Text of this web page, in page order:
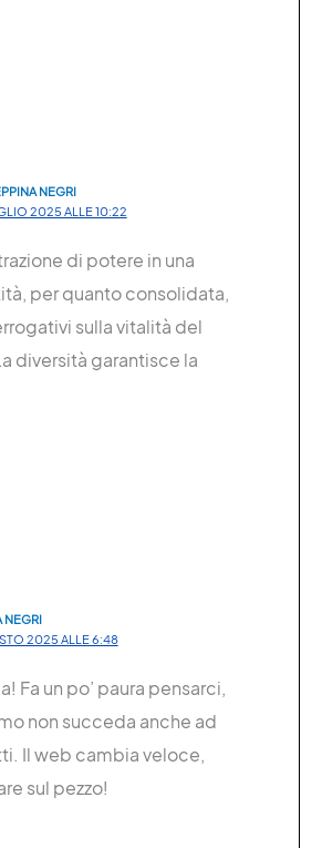
NEGRI
2025 ALLE 10:22
di potere in una
per quanto consolidata,
sulla vitalità del
diversità garantisce la
NEGRI
2025 ALLE 6:48
Fa un po’ paura pensarci,
non succeda anche ad
Il web cambia veloce,
sul pezzo!